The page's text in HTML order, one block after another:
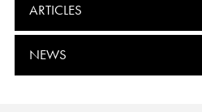
ARTICLES
NEWS